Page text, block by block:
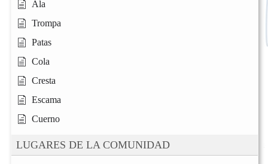
Ala
Trompa
Patas
Cola
Cresta
Escama
Cuerno
LUGARES DE LA COMUNIDAD